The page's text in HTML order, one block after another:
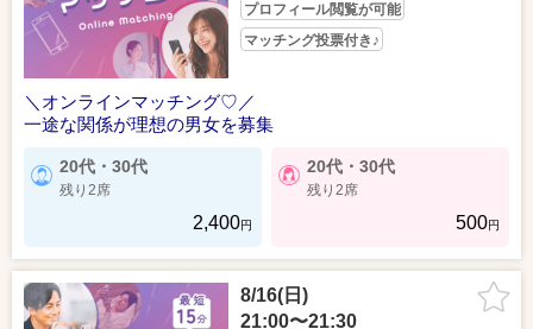
プロフィール閲覧が可能
マッチング投票付き♪
＼オンラインマッチング♡／
一途な関係が理想の男女を募集
20代・30代
残り2席
2,400円
20代・30代
残り2席
500円
8/16(日)
21:00〜21:30